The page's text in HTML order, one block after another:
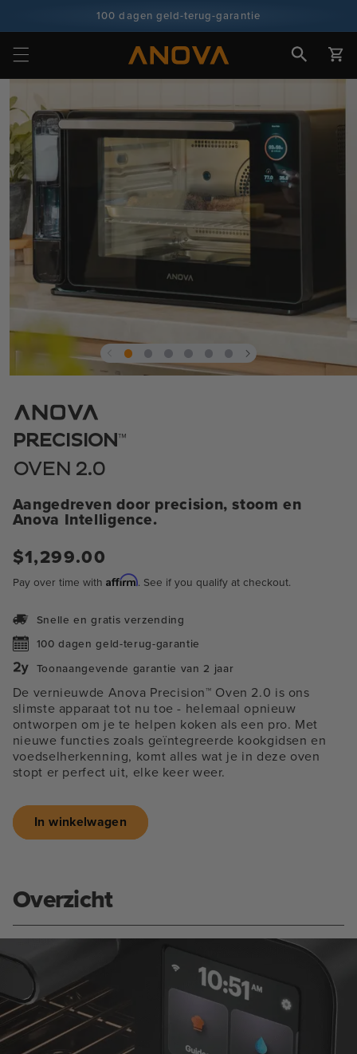
inhoud
100 dagen geld-terug-garantie
100+ miljoen koks en groeiend
in
PRECISION™
OVEN 2.0
Aangedreven door precision, stoom en
Anova Intelligence.
Normale
$1,299.00
Pay over time with Affirm. See if you qualify at checkout.
Snelle en gratis verzending
100 dagen geld-terug-garantie
Toonaangevende garantie van 2 jaar
De vernieuwde Anova Precision™ Oven 2.0 is ons
slimste apparaat tot nu toe- helemaal opnieuw
ontworpen om je te helpen koken als een pro. Met
nieuwe functies zoals geïntegreerde kookgidsen en
voedselherkenning, komt alles wat je in deze oven
stopt er perfect uit, elke keer weer.
In winkelwagen
Overzicht